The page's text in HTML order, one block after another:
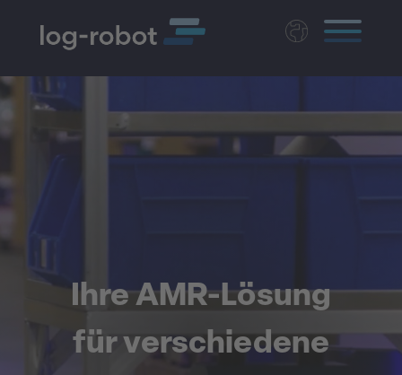
Ihre AMR-Lösung
für verschiedene